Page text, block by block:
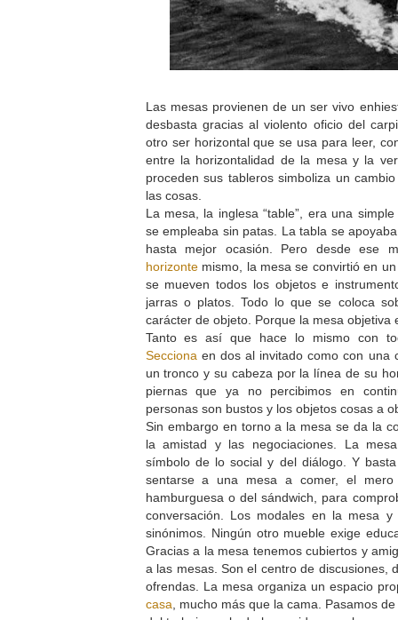
Las mesas provienen de un ser vivo
desbasta gracias al violento oficio del
otro ser horizontal que se usa para leer,
entre la horizontalidad de la mesa y la
proceden sus tableros simboliza un
las cosas.
La mesa, la inglesa “table”, era una
se empleaba sin patas. La tabla se
hasta mejor ocasión. Pero desde ese
horizontemismo, la mesa se convirtió en
se mueven todos los objetos e
jarras o platos. Todo lo que se coloca
carácter de objeto. Porque la mesa objetiva
Tanto es así que hace lo mismo con
Seccionaen dos al invitado como con una
un tronco y su cabeza por la línea de su
piernas que ya no percibimos en
personas son bustos y los objetos cosas a
Sin embargo en torno a la mesa se da la
la amistad y las negociaciones. La
símbolo de lo social y del diálogo. Y
sentarse a una mesa a comer, el
hamburguesa o del sándwich, para
conversación. Los modales en la mesa
sinónimos. Ningún otro mueble exige
Gracias a la mesa tenemos cubiertos y
a las mesas. Son el centro de discusiones,
ofrendas. La mesa organiza un espacio
casa, mucho más que la cama. Pasamos